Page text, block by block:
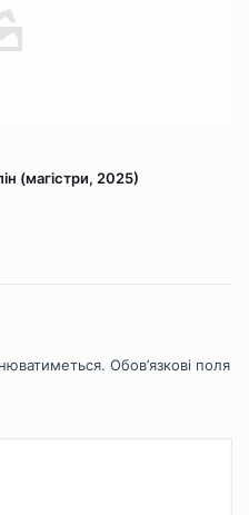
(магістри, 2025)
Обов’язкові поля